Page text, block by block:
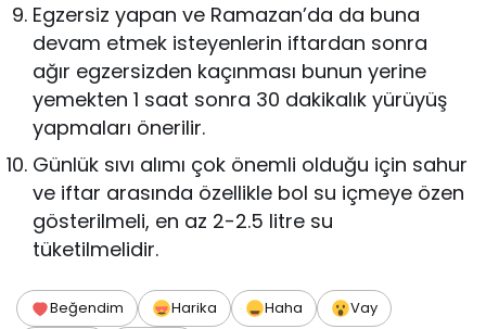
Egzersiz yapan ve Ramazan’da da buna
devam etmek isteyenlerin iftardan sonra
ağır egzersizden kaçınması bunun yerine
yemekten 1 saat sonra 30 dakikalık yürüyüş
yapmaları önerilir.
Günlük sıvı alımı çok önemli olduğu için sahur
ve iftar arasında özellikle bol su içmeye özen
gösterilmeli, en az 2-2.5 litre su
tüketilmelidir.
Beğendim Harika Haha
Vay